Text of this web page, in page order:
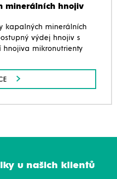
minerálních hnojiv
kapalných minerálních
výdej hnojiv s
hnojiva mikronutrienty
u našich klientů